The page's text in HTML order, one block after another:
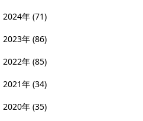
2024年 (71)
2023年 (86)
2022年 (85)
2021年 (34)
2020年 (35)